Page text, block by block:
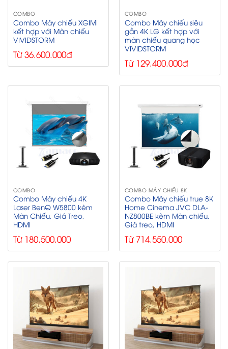
COMBO
Combo Máy chiếu XGIMI
kết hợp với Màn chiếu
VIVIDSTORM
Từ 36.600.000đ
COMBO
Combo Máy chiếu siêu
gần 4K LG kết hợp với
màn chiếu quang học
VIVIDSTORM
Từ 129.400.000đ
COMBO
Combo Máy chiếu 4K
Laser BenQ W5800 kèm
Màn Chiếu, Giá Treo,
HDMI
Từ 180.500.000
COMBO MÁY CHIẾU 8K
Combo Máy chiếu true 8K
Home Cinema JVC DLA-
NZ800BE kèm Màn chiếu,
Giá treo, HDMI
Từ 714.550.000